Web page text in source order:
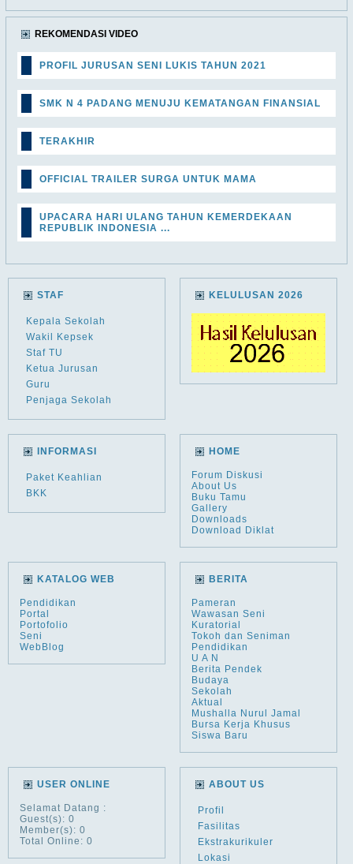
REKOMENDASI VIDEO
PROFIL JURUSAN SENI LUKIS TAHUN 2021
SMK N 4 PADANG MENUJU KEMATANGAN FINANSIAL
TERAKHIR
OFFICIAL TRAILER SURGA UNTUK MAMA
UPACARA HARI ULANG TAHUN KEMERDEKAAN
REPUBLIK INDONESIA ...
STAF
Kepala Sekolah
Wakil Kepsek
Staf TU
Ketua Jurusan
Guru
Penjaga Sekolah
KELULUSAN 2026
INFORMASI
Paket Keahlian
BKK
HOME
Forum Diskusi
About Us
Buku Tamu
Gallery
Downloads
Download Diklat
KATALOG WEB
Pendidikan
Portal
Portofolio
Seni
WebBlog
BERITA
Pameran
Wawasan Seni
Kuratorial
Tokoh dan Seniman
Pendidikan
U A N
Berita Pendek
Budaya
Sekolah
Aktual
Mushalla Nurul Jamal
Bursa Kerja Khusus
Siswa Baru
USER ONLINE
Selamat Datang :
Guest(s): 0
Member(s): 0
Total Online: 0
ABOUT US
Profil
Fasilitas
Ekstrakurikuler
Lokasi